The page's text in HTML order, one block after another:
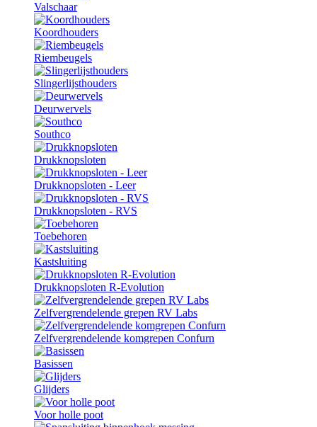
Valschaar
Koordhouders
Riembeugels
Slingerlijsthouders
Deurwervels
Southco
Drukknopsloten
Drukknopsloten - Leer
Drukknopsloten - RVS
Toebehoren
Kastsluiting
Drukknopsloten R-Evolution
Zelfvergrendelende grepen RV Labs
Zelfvergrendelende komgrepen Confurn
Basissen
Glijders
Voor holle poot